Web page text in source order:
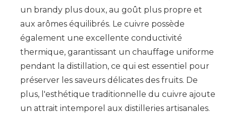
un brandy plus doux, au goût plus propre et
aux arômes équilibrés. Le cuivre possède
également une excellente conductivité
thermique, garantissant un chauffage uniforme
pendant la distillation, ce qui est essentiel pour
préserver les saveurs délicates des fruits. De
plus, l'esthétique traditionnelle du cuivre ajoute
un attrait intemporel aux distilleries artisanales.